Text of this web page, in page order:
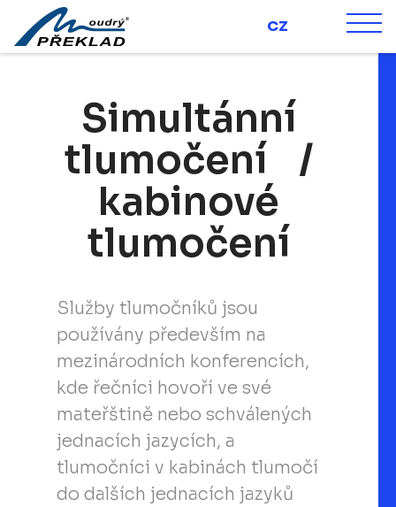
Main Navigation CZ
Simultánní
tlumočení /
kabinové
tlumočení
Služby tlumočníků jsou
používány především na
mezinárodních konferencích,
kde řečníci hovoří ve své
mateřštině nebo schválených
jednacích jazycích, a
tlumočníci v kabinách tlumočí
do dalších jednacích jazyků